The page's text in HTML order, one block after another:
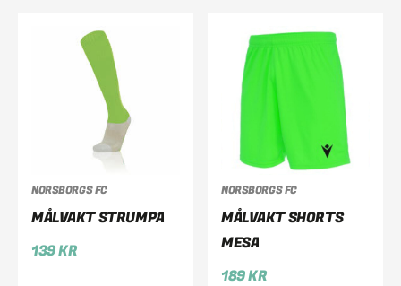
NORSBORGS FC
MÅLVAKT STRUMPA
139KR
NORSBORGS FC
MÅLVAKT SHORTS
MESA
189KR